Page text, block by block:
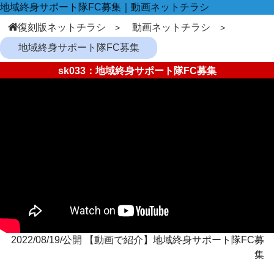
地域終身サポート隊FC募集｜動画ネットチラシ
復刻版ネットチラシ
動画ネットチラシ
地域終身サポート隊FC募集
sk033：地域終身サポート隊FC募集
2022/08/19/公開 【動画で紹介】地域終身サポート隊FC募
集